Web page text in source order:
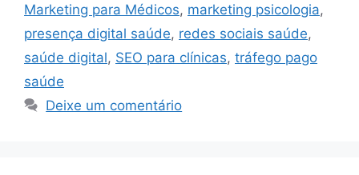
Marketing para Médicos, marketing psicologia,
presença digital saúde, redes sociais saúde,
saúde digital, SEO para clínicas, tráfego pago
saúde
Deixe um comentário